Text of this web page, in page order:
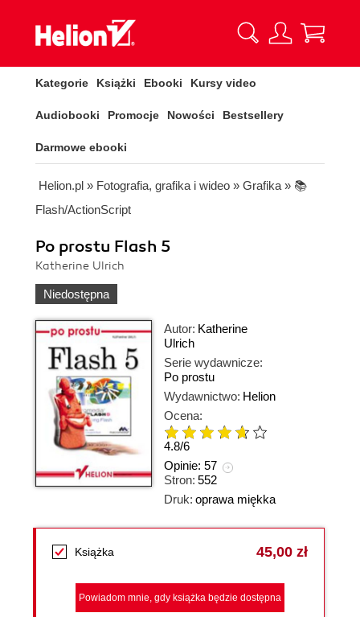
Kategorie Książki Ebooki Kursy video
Audiobooki Promocje Nowości Bestsellery
Darmowe ebooki
Helion.pl » Fotografia, grafika i wideo » Grafika » 📚
Flash/ActionScript
Po prostu Flash 5
Katherine Ulrich
Niedostępna
Autor: Katherine
Ulrich
Serie wydawnicze:
Po prostu
Wydawnictwo: Helion
Ocena:
4.8/6
Opinie: 57
Stron: 552
Druk: oprawa miękka
Książka 45,00 zł
Powiadom mnie, gdy książka będzie dostępna